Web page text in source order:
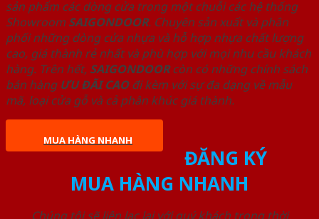
sản phẩm các dòng cửa trong một chuỗi các hệ thống
Showroom SAIGONDOOR. Chuyên sản xuất và phân
phối những dòng cửa nhựa và hỗ hợp nhựa chất lượng
cao, giá thành rẻ nhất và phù hợp với mọi nhu cầu khách
hàng. Trên hết, SAIGONDOORcòn có những chính sách
bán hàng ƯU ĐÃI CAOđi kèm với sự đa dạng về mẫu
mã, loại cửa gỗ và cả phân khúc giá thành.
MUA HÀNG NHANH
ĐĂNG KÝ
MUA HÀNG NHANH
Chúng tôi sẽ liên lạc lại với quý khách trong thời